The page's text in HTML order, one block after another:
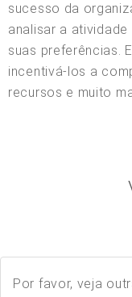
sucesso da
analisar a
suas preferências.
incentivá-los a
recursos e muito
Por favor, veja